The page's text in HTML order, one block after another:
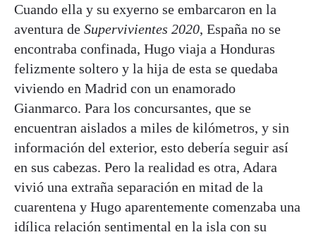
Cuando ella y su exyerno se embarcaron en la
aventura de Supervivientes 2020, España no se
encontraba confinada, Hugo viaja a Honduras
felizmente soltero y la hija de esta se quedaba
viviendo en Madrid con un enamorado
Gianmarco. Para los concursantes, que se
encuentran aislados a miles de kilómetros, y sin
información del exterior, esto debería seguir así
en sus cabezas. Pero la realidad es otra, Adara
vivió una extraña separación en mitad de la
cuarentena y Hugo aparentemente comenzaba una
idílica relación sentimental en la isla con su